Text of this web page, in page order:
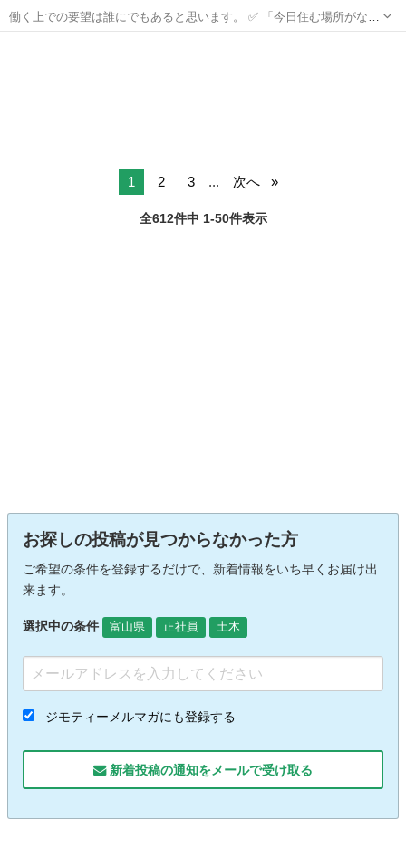
働く上での要望は誰にでもあると思います。 ✅ 「今日住む場所がな
い、即入寮したい」 ✅ 「手持ちがピンチ、明日日払いが欲しい」 ✅
1 2 3 ... 次へ
全612件中 1-50件表示
お探しの投稿が見つからなかった方
ご希望の条件を登録するだけで、新着情報をいち早くお届け出
来ます。
選択中の条件 富山県 正社員 土木
ジモティーメルマガにも登録する
新着投稿の通知をメールで受け取る